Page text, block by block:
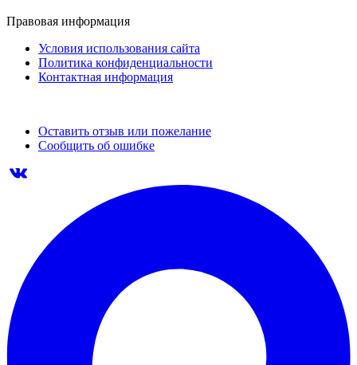
Правовая информация
Условия использования сайта
Политика конфиденциальности
Контактная информация
Оставить отзыв или пожелание
Сообщить об ошибке